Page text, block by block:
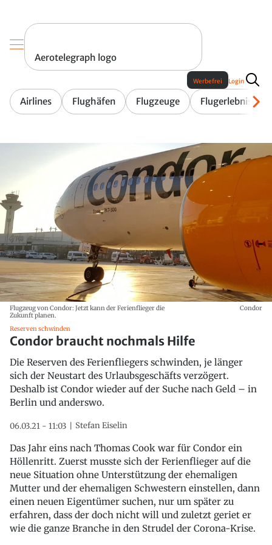
Aerotelegraph logo
Airlines Flughäfen Flugzeuge Flugerlebnis
Werbefrei Login
Flugzeug von Condor: Jetzt kann der Ferienflieger die
Zukunft planen.
Condor
Reserven schwinden
Condor braucht nochmals Hilfe
Die Reserven des Ferienfliegers schwinden, je länger
sich der Neustart des Urlaubsgeschäfts verzögert.
Deshalb ist Condor wieder auf der Suche nach Geld – in
Berlin und anderswo.
06.03.21 - 11:03 Stefan Eiselin
Das Jahr eins nach Thomas Cook war für Condor ein
Höllenritt. Zuerst musste sich der Ferienflieger auf die
neue Situation ohne Unterstützung der ehemaligen
Mutter und der ehemaligen Schwestern einstellen, dann
einen neuen Eigentümer suchen, nur um später zu
erfahren, dass der doch nicht will und zuletzt geriet er
wie die ganze Branche in den Strudel der Corona-Krise.